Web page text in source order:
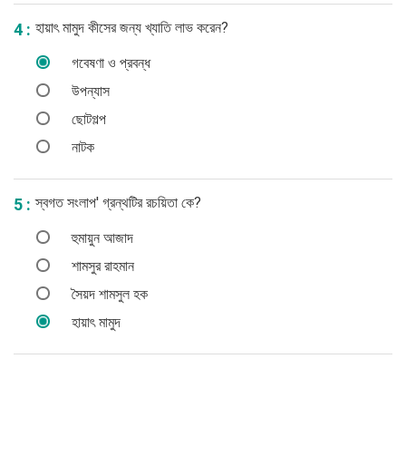
4 : হায়াৎ মামুদ কীসের জন্য খ্যাতি লাভ করেন?
গবেষণা ও প্রবন্ধ
উপন্যাস
ছোটগল্প
নাটক
5 : স্বগত সংলাপ' গ্রন্থটির রচয়িতা কে?
হুমায়ুন আজাদ
শামসুর রাহমান
সৈয়দ শামসুল হক
হায়াৎ মামুদ